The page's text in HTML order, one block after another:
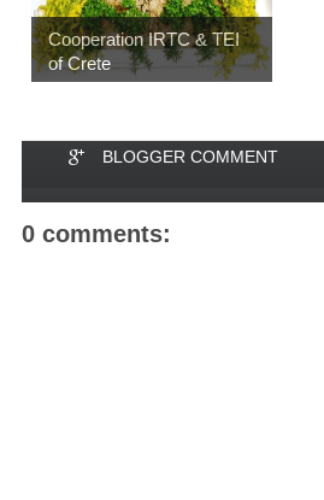
Cooperation IRTC & TEI
of Crete
BLOGGER COMMENT
0 comments: